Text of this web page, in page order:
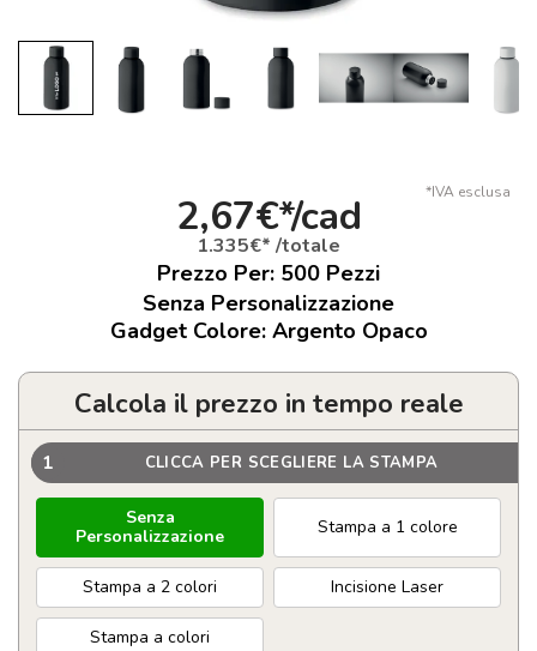
*IVA esclusa
2,67€*/cad
1.335€* /totale
Prezzo Per: 500 Pezzi
Senza Personalizzazione
Gadget Colore: Argento Opaco
Calcola il prezzo in tempo reale
1 CLICCA PER SCEGLIERE LA STAMPA
Senza
Personalizzazione
Stampa a 1 colore
Stampa a 2 colori Incisione Laser
Stampa a colori